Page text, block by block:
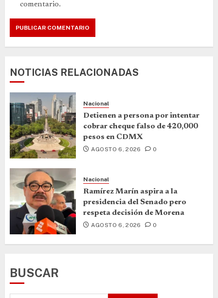
comentario.
NOTICIAS RELACIONADAS
Nacional
Detienen a persona por intentar
cobrar cheque falso de 420,000
pesos en CDMX
AGOSTO 6, 2026 0
Nacional
Ramírez Marín aspira a la
presidencia del Senado pero
respeta decisión de Morena
AGOSTO 6, 2026 0
BUSCAR